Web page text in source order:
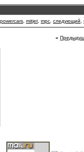
mitjet mpc следующий
«